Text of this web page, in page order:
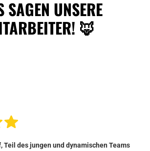
SAGEN UNSERE
🦊
Teil des jungen und dynamischen Teams